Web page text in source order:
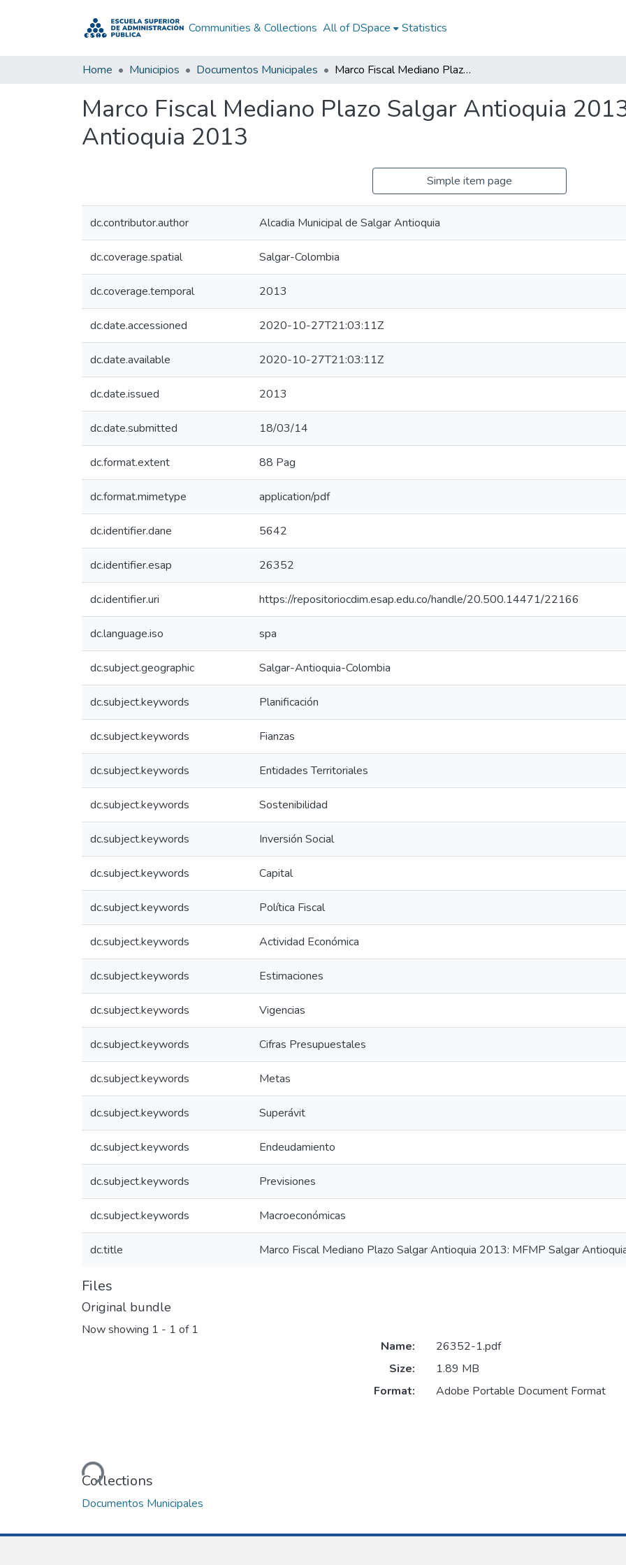
Communities & Collections All of DSpace Statistics
Home Municipios Documentos Municipales Marco Fiscal Mediano Plazo Salgar Antioquia 2013: MFMP Salgar Antioquia 2013
Marco Fiscal Mediano Plazo Salgar Antioquia
Antioquia 2013
Simple item page
dc.contributor.author Alcadia Municipal de Salgar Antioquia
dc.coverage.spatial Salgar-Colombia
dc.coverage.temporal 2013
dc.date.accessioned 2020-10-27T21:03:11Z
dc.date.available 2020-10-27T21:03:11Z
dc.date.issued 2013
dc.date.submitted 18/03/14
dc.format.extent 88 Pag
dc.format.mimetype application/pdf
dc.identifier.dane 5642
dc.identifier.esap 26352
dc.identifier.uri https://repositoriocdim.esap.edu.co/handle/20.500.14471/22166
dc.language.iso spa
dc.subject.geographic Salgar-Antioquia-Colombia
dc.subject.keywords Planificación
dc.subject.keywords Fianzas
dc.subject.keywords Entidades Territoriales
dc.subject.keywords Sostenibilidad
dc.subject.keywords Inversión Social
dc.subject.keywords Capital
dc.subject.keywords Política Fiscal
dc.subject.keywords Actividad Económica
dc.subject.keywords Estimaciones
dc.subject.keywords Vigencias
dc.subject.keywords Cifras Presupuestales
dc.subject.keywords Metas
dc.subject.keywords Superávit
dc.subject.keywords Endeudamiento
dc.subject.keywords Previsiones
dc.subject.keywords Macroeconómicas
dc.title Marco Fiscal Mediano Plazo Salgar Antioquia 2013: MFMP Salgar
Files
Original bundle
Now showing 1 - 1 of 1
Loading...
Name:
26352-1.pdf
Size:
1.89 MB
Format:
Adobe Portable Document Format
Collections
Documentos Municipales